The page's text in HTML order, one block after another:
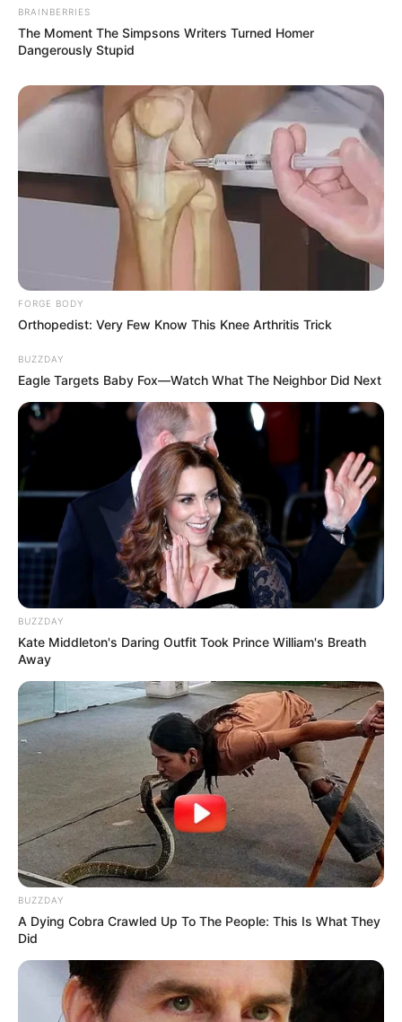
BRAINBERRIES
The Moment The Simpsons Writers Turned Homer
Dangerously Stupid
FORGE BODY
Orthopedist: Very Few Know This Knee Arthritis Trick
BUZZDAY
Eagle Targets Baby Fox—Watch What The Neighbor Did Next
BUZZDAY
Kate Middleton's Daring Outfit Took Prince William's Breath
Away
BUZZDAY
A Dying Cobra Crawled Up To The People: This Is What They
Did